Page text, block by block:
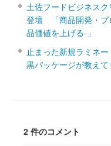
土佐フードビジネス
登壇 「商品開発・プ
品価値を上げる‐」
止まった新規ラミネ
黒パッケージが教えて
2 件のコメント